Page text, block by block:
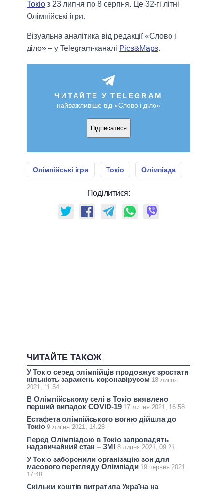
Токіо з 23 липня по 8 серпня. Це 32-гі літні
Олімпійські ігри.
Візуальна аналітика від редакції «Слово і
діло» – у Telegram-каналі Pics&Maps.
ЧИТАЙТЕ У TELEGRAM
найважливіше від «Слово і діло»
Підписатися
Олімпійські ігри Токіо Олімпіада
Поділитися:
ЧИТАЙТЕ ТАКОЖ
У Токіо серед олімпійців продовжує зростати
кількість заражень коронавірусом 18 липня
2021, 11:54
В Олімпійському селі в Токіо виявлено
перший випадок COVID-19 17 липня 2021, 16:58
Естафета олімпійського вогню дійшла до
Токіо 9 липня 2021, 14:28
Перед Олімпіадою в Токіо запровадять
надзвичайний стан – ЗМІ 8 липня 2021, 09:21
У Токіо заборонили організацію зон для
масового перегляду Олімпіади 19 червня 2021,
17:49
Скільки коштів витратила Україна на